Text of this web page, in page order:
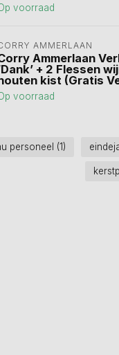
voorraad
AMMERLAAN
Ammerlaan
+ 2 Flessen
kist (Gratis
voorraad
personeel (1)